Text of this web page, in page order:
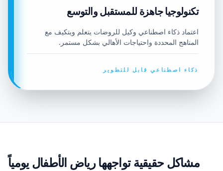
تكنولوجيا جاهزة للمستقبل والتوسع
اعتماد ذكاء اصطناعي وكيل للروضات يتعلم ويتكيف مع
المناهج المحددة واحتياجات الأهالي بشكل مستمر.
ذكاء اصطناعي قابل للتطوير
مشاكل حقيقية تواجهها رياض الأطفال يومياً